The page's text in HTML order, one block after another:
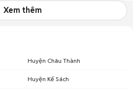
Xem thêm
Huyện Châu Thành
Huyện Kế Sách